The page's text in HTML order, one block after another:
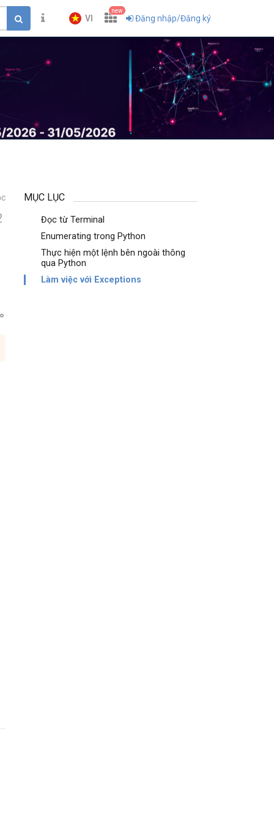
VI
new
Đăng nhập/Đăng ký
MỤC LỤC
Đọc từ Terminal
Enumerating trong Python
Thực hiện một lệnh bên ngoài thông
qua Python
Làm việc với Exceptions